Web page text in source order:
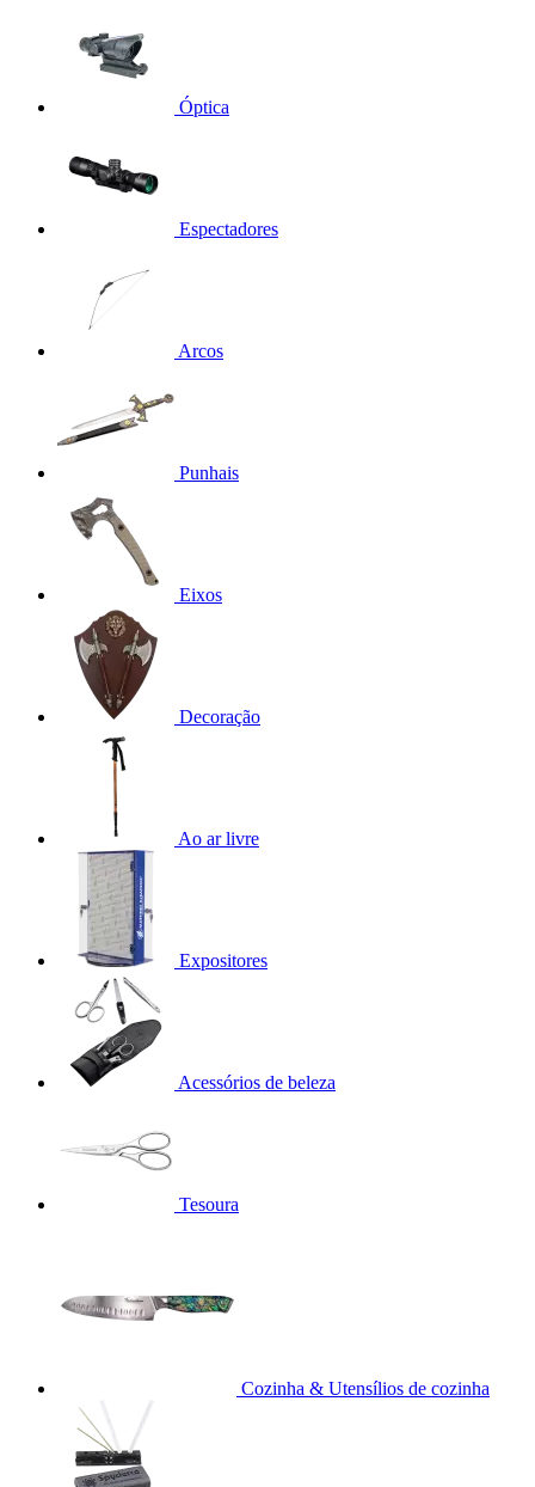
Óptica
Espectadores
Arcos
Punhais
Eixos
Decoração
Ao ar livre
Expositores
Acessórios de beleza
Tesoura
Cozinha & Utensílios de cozinha